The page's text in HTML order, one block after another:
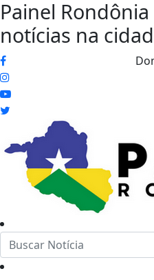
Painel
notícias na